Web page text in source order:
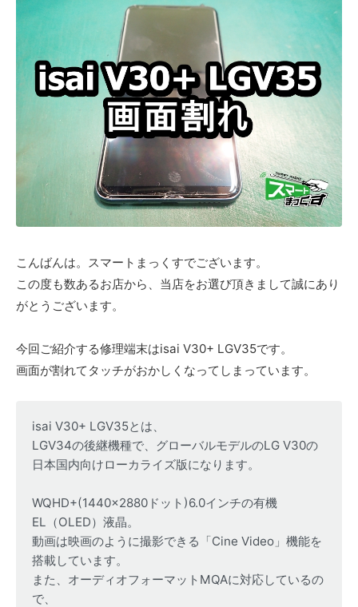
こんばんは。スマートまっくすでございます。
この度も数あるお店から、当店をお選び頂きまして誠にあり
がとうございます。
今回ご紹介する修理端末はisai V30+ LGV35です。
画面が割れてタッチがおかしくなってしまっています。
isai V30+ LGV35とは、
LGV34の後継機種で、グローバルモデルのLG V30の
日本国内向けローカライズ版になります。
WQHD+(1440×2880ドット)6.0インチの有機
EL（OLED）液晶。
動画は映画のように撮影できる「Cine Video」機能を
搭載しています。
また、オーディオフォーマットMQAに対応しているの
で、